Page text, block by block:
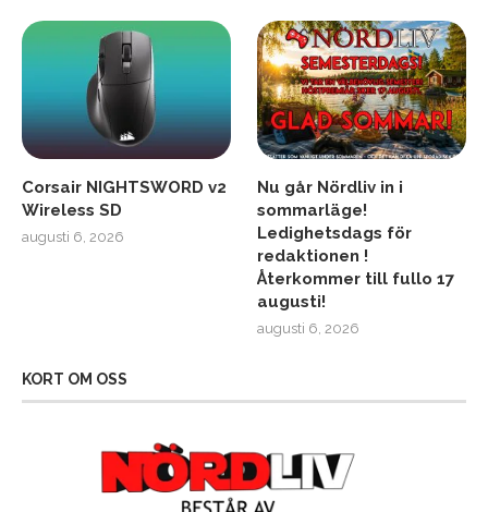
Corsair NIGHTSWORD v2
Wireless SD
augusti 6, 2026
Nu går Nördliv in i
sommarläge!
Ledighetsdags för
redaktionen !
Återkommer till fullo 17
augusti!
augusti 6, 2026
KORT OM OSS